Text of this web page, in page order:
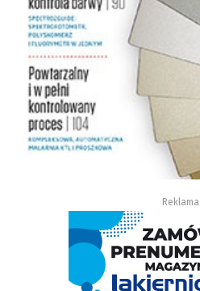
Reklama